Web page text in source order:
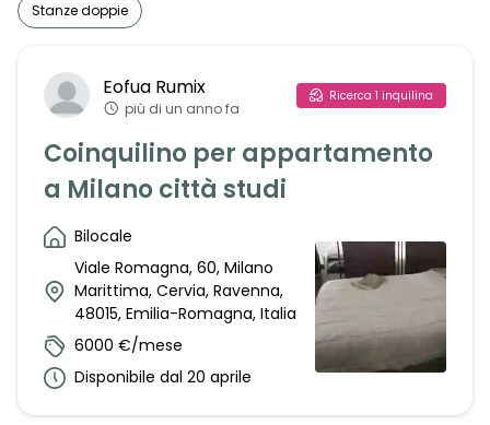
Stanze doppie
Eofua Rumix
più di un anno fa
Ricerca 1 inquilina
Coinquilino per appartamento
a Milano città studi
Bilocale
Viale Romagna, 60, Milano
Marittima, Cervia, Ravenna,
48015, Emilia-Romagna, Italia
6000 €/mese
Disponibile dal 20 aprile